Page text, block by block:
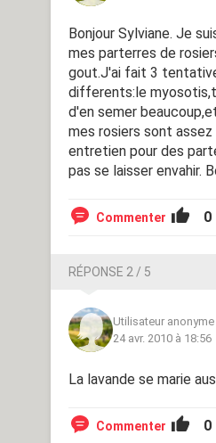
Bonjour Sylviane. Je
mes parterres de
gout.J'ai fait 3
differents:le
d'en semer
mes rosiers sont
entretien pour des
pas se laisser envahir.
Commenter 0
RÉPONSE 2 / 5
Utilisateur anonyme
24 avr. 2010 à 18:56
La lavande se marie
Commenter 0